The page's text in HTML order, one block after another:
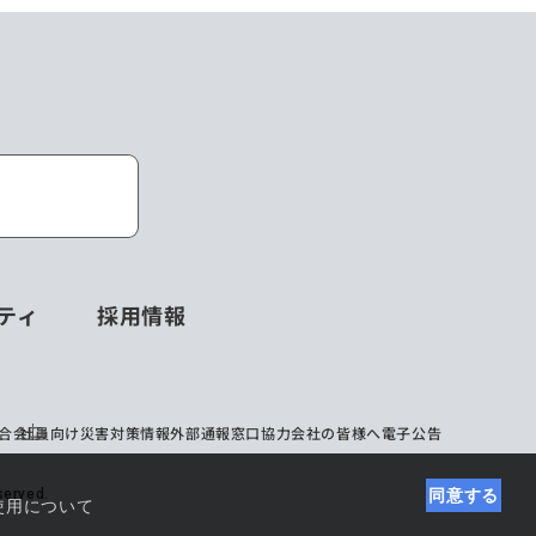
用について
同意する
ィ 採用情報
会社員向け災害対策情報外部通報窓口協力会社の皆様へ電子公告